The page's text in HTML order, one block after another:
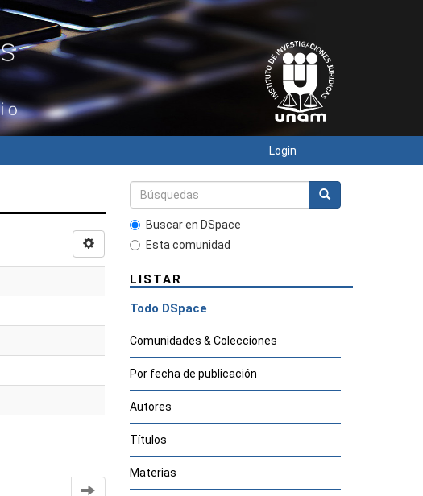
Login
Buscar en DSpace
Esta comunidad
LISTAR
Todo DSpace
Comunidades & Colecciones
Por fecha de publicación
Autores
Títulos
Materias